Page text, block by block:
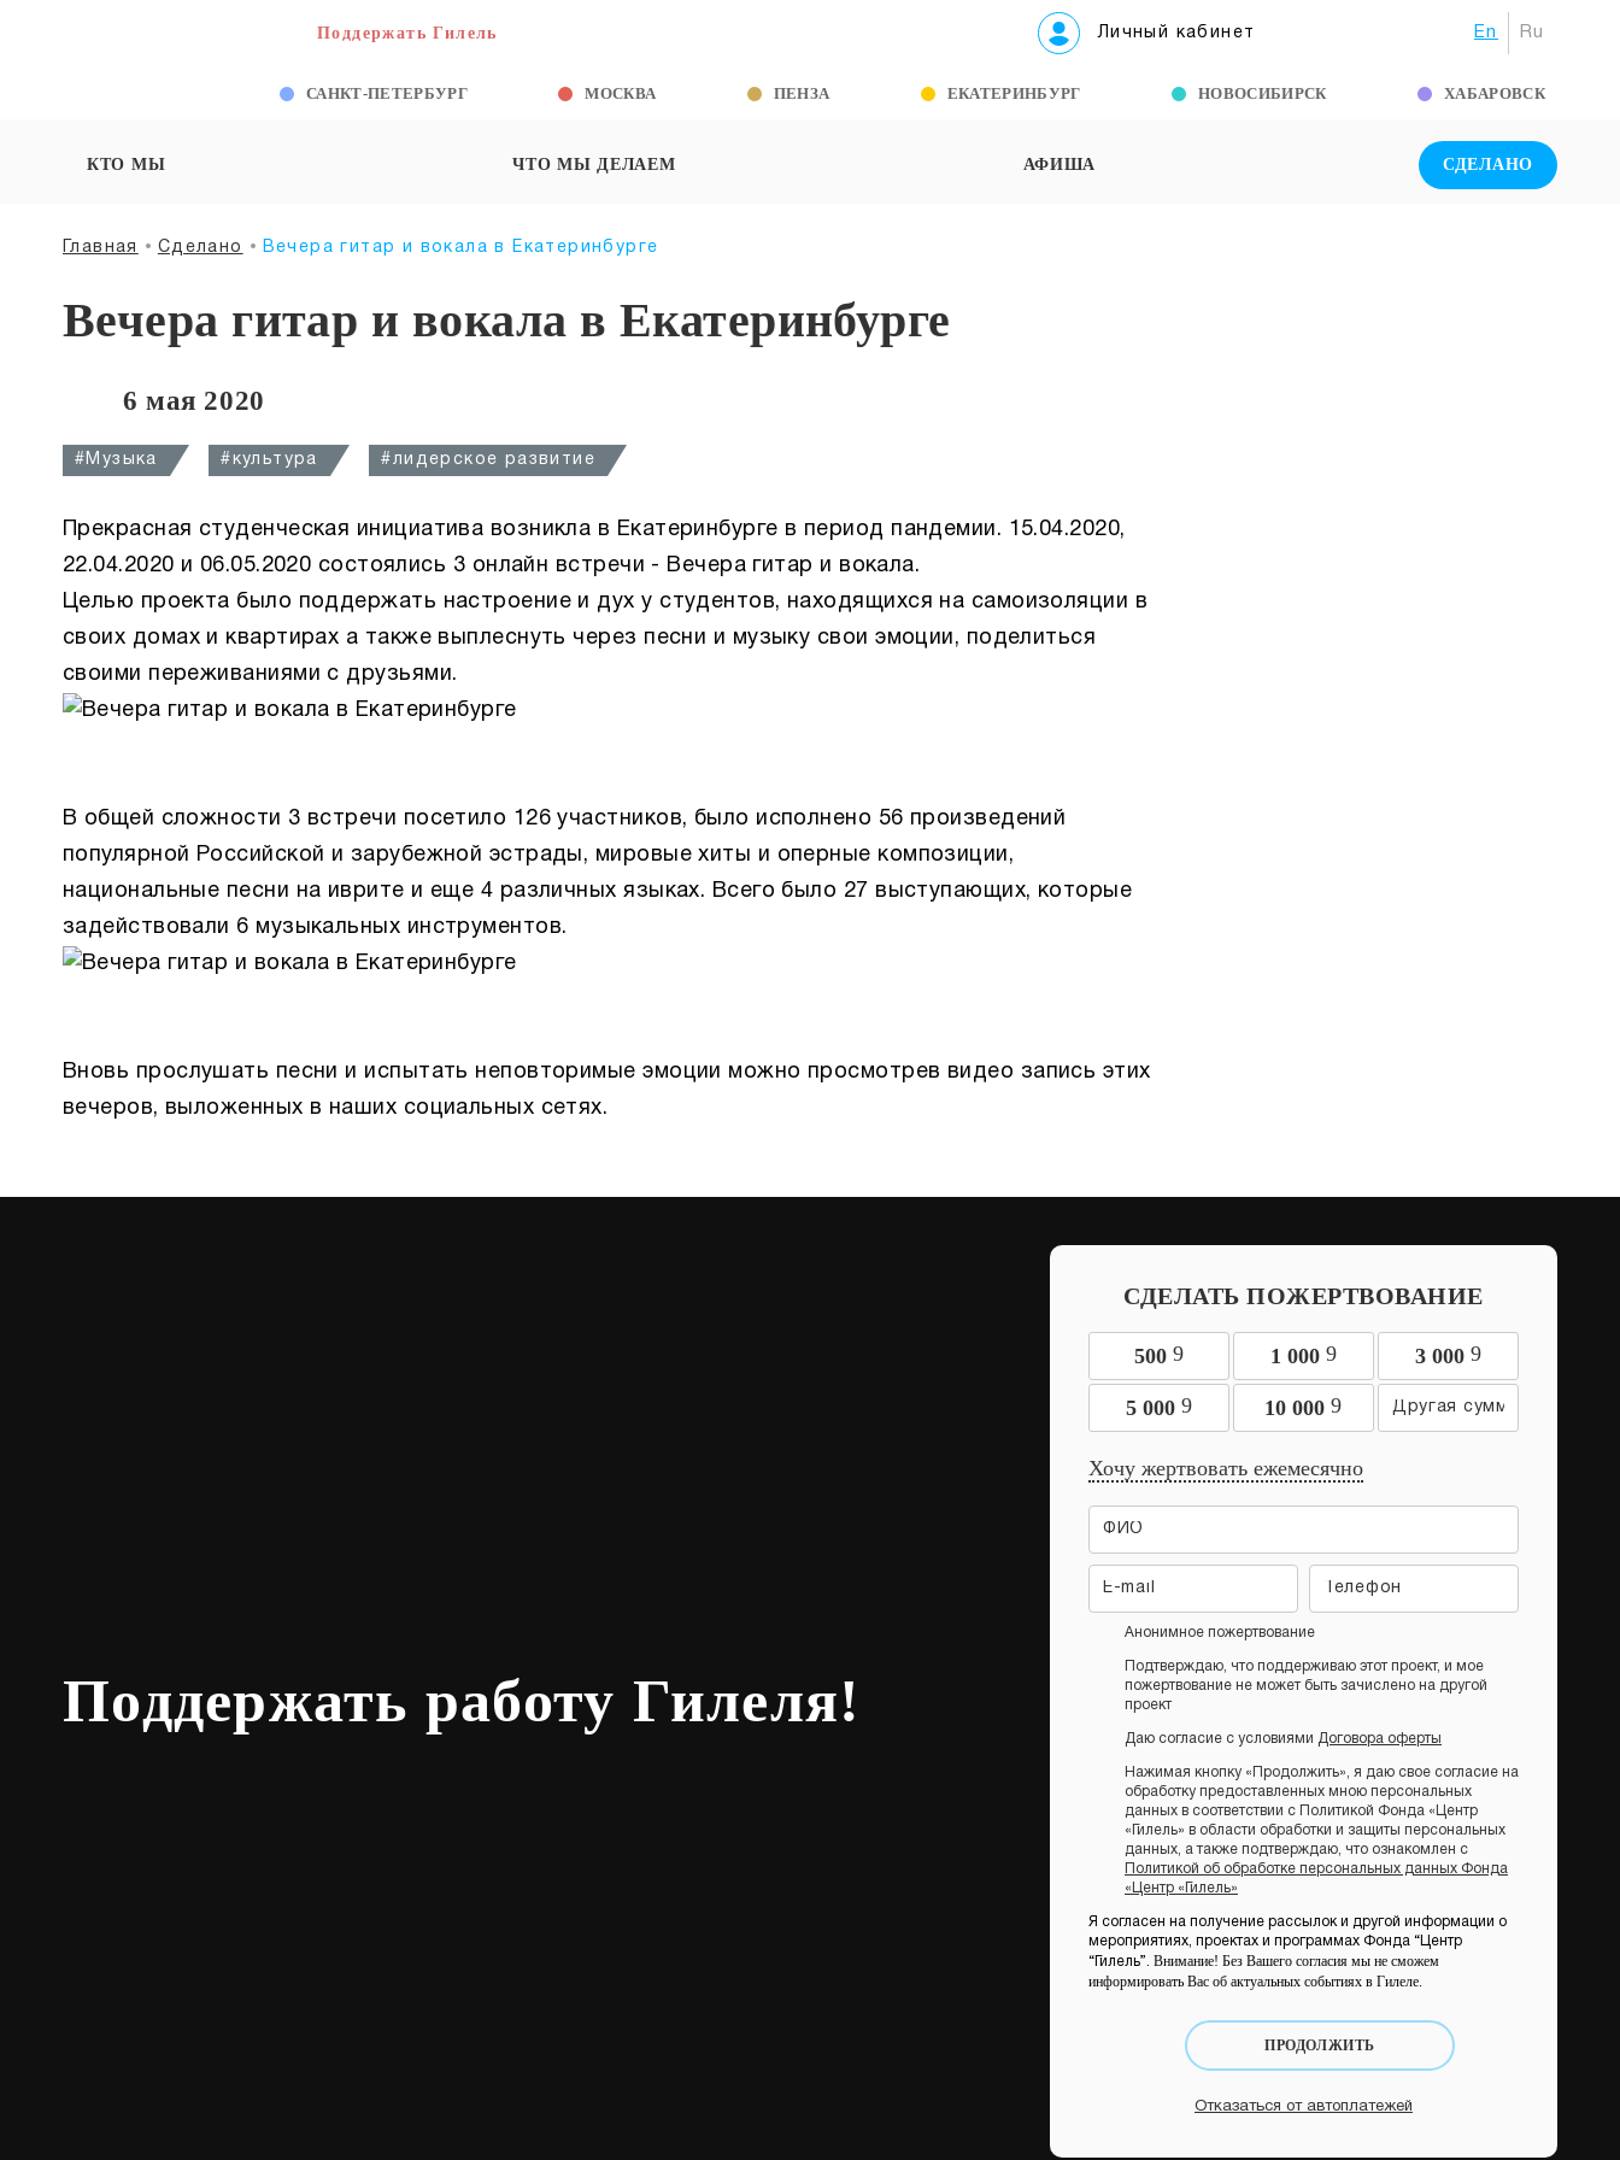
Поддержать Гилель Личный кабинет En Ru
САНКТ-ПЕТЕРБУРГ МОСКВА ПЕНЗА ЕКАТЕРИНБУРГ НОВОСИБИРСК ХАБАРОВСК
КТО МЫ ЧТО МЫ ДЕЛАЕМ АФИША СДЕЛАНО
Главная Сделано Вечера гитар и вокала в Екатеринбурге
Вечера гитар и вокала в Екатеринбурге
6 мая 2020
#Музыка #культура #лидерское развитие
Прекрасная студенческая инициатива возникла в Екатеринбурге в период пандемии. 15.04.2020,
22.04.2020 и 06.05.2020 состоялись 3 онлайн встречи - Вечера гитар и вокала.
Целью проекта было поддержать настроение и дух у студентов, находящихся на самоизоляции в
своих домах и квартирах а также выплеснуть через песни и музыку свои эмоции, поделиться
своими переживаниями с друзьями.
В общей сложности 3 встречи посетило 126 участников, было исполнено 56 произведений
популярной Российской и зарубежной эстрады, мировые хиты и оперные композиции,
национальные песни на иврите и еще 4 различных языках. Всего было 27 выступающих, которые
задействовали 6 музыкальных инструментов.
Вновь прослушать песни и испытать неповторимые эмоции можно просмотрев видео запись этих
вечеров, выложенных в наших социальных сетях.
Поддержать работу Гилеля!
СДЕЛАТЬ ПОЖЕРТВОВАНИЕ
500 9 1 000 9 3 000 9
5 000 9 10 0009
Хочу жертвовать ежемесячно
Анонимное пожертвование
Подтверждаю, что поддерживаю этот проект, и мое
пожертвование не может быть зачислено на другой
проект
Даю согласие с условиями Договора оферты
Нажимая кнопку «Продолжить», я даю свое согласие на
обработку предоставленных мною персональных
данных в соответствии с Политикой Фонда «Центр
«Гилель» в области обработки и защиты персональных
данных, а также подтверждаю, что ознакомлен с
Политикой об обработке персональных данных Фонда
«Центр «Гилель»
Я согласен на получение рассылок и другой информации о
мероприятиях, проектах и программах Фонда “Центр
“Гилель”. Внимание! Без Вашего согласия мы не сможем
информировать Вас об актуальных событиях в Гилеле.
ПРОДОЛЖИТЬ
Отказаться от автоплатежей